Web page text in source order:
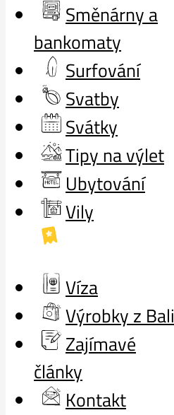
Směnárny a
bankomaty
Surfování
Svatby
Svátky
Tipy na výlet
Ubytování
Vily
Víza
Výrobky z Bali
Zajímavé
články
Kontakt